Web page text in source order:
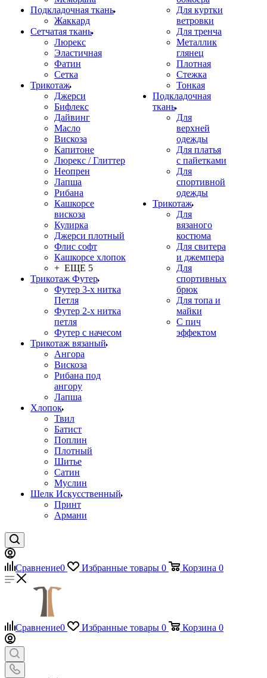
Подкладочная ткань
Жаккард
Сетчатая ткань
Люрекс
Эластичная
Фатин
Сетка
Трикотаж
Джерси
Бифлекс
Дайвинг
Масло
Вискоза
Капитоне
Люрекс / Глиттер
Неопрен
Лапша
Рибана
Кашкорсе
вискоза
Кулирка
Джерси плотный
Флис софт
Кашкорсе хлопок
+ ЕЩЕ 5
Трикотаж Футер
Футер 3-х нитка
Петля
Футер 2-х нитка
петля
Футер с начесом
Трикотаж вязаный
Ангора
Вискоза
Рибана под
ангору
Лапша
Хлопок
Твил
Батист
Поплин
Плотный
Шитье
Сатин
Муслин
Шелк Искусственный
Принт
Армани
Для куртки
ветровки
Для тренча
Металлик
глянец
Плотная
Стежка
Тонкая
Подкладочная
ткань
Для
верхней
одежды
Для платья
с пайетками
Для
спортивной
одежды
Трикотаж
Для
вязаного
костюма
Для свитера
и джемпера
Для
спортивных
брюк
Для топа и
майки
С пич
эффектом
Сравнение0 Избранные товары 0 Корзина 0
Сравнение0 Избранные товары 0 Корзина 0